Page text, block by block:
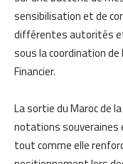
sensibilisation et de
différentes autorités
sous la coordination
Financier.
La sortie du Maroc de
notations souveraines
tout comme elle